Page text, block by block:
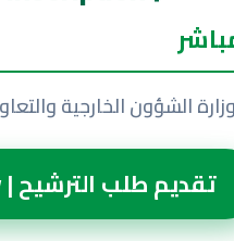
الشؤون الخارجية
تقديم طلب الترشيح | Study in Italy 🌐